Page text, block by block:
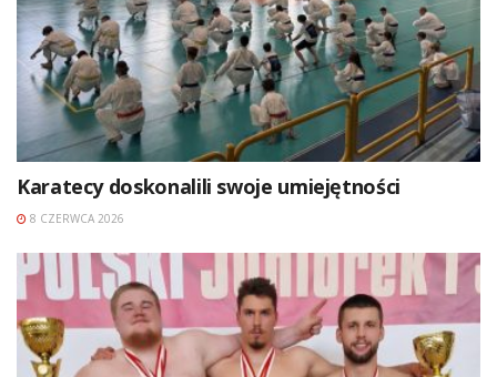
Karatecy doskonalili swoje umiejętności
8 CZERWCA 2026